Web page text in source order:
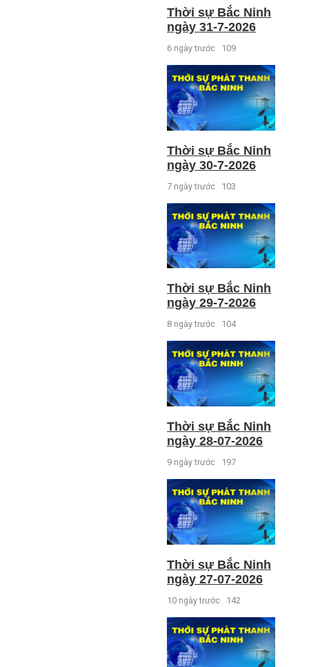
Thời sự Bắc Ninh
ngày 31-7-2026
6 ngày trước 109
Thời sự Bắc Ninh
ngày 30-7-2026
7 ngày trước 103
Thời sự Bắc Ninh
ngày 29-7-2026
8 ngày trước 104
Thời sự Bắc Ninh
ngày 28-07-2026
9 ngày trước 197
Thời sự Bắc Ninh
ngày 27-07-2026
10 ngày trước 142